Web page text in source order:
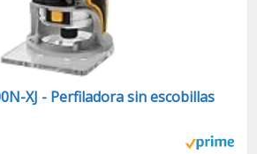
XJ - Perfiladora sin escobillas